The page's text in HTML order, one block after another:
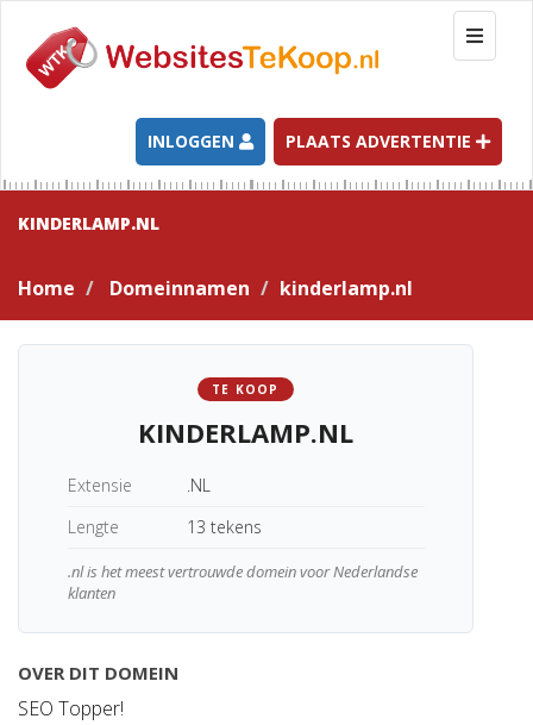
T
o
g
l
e
n
a
t
INLOGGEN PLAATS ADVERTENTIE
KINDERLAMP.NL
Home Domeinnamen kinderlamp.nl
TE KOOP
KINDERLAMP.NL
Extensie
.NL
Lengte
13 tekens
.nl is het meest vertrouwde domein voor Nederlandse
klanten
OVER DIT DOMEIN
SEO Topper!